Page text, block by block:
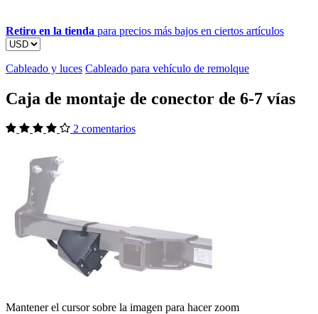
Retiro en la tienda para precios más bajos en ciertos artículos
Cableado y luces Cableado para vehículo de remolque
Caja de montaje de conector de 6-7 vías
2 comentarios
Mantener el cursor sobre la imagen para hacer zoom